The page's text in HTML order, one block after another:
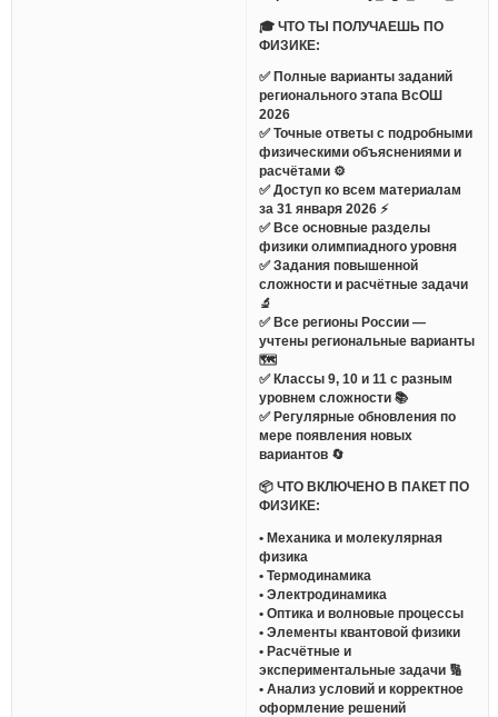
🎓 ЧТО ТЫ ПОЛУЧАЕШЬ ПО
ФИЗИКЕ:
✅ Полные варианты заданий
регионального этапа ВсОШ
2026
✅ Точные ответы с подробными
физическими объяснениями и
расчётами ⚙️
✅ Доступ ко всем материалам
за 31 января 2026 ⚡️
✅ Все основные разделы
физики олимпиадного уровня
✅ Задания повышенной
сложности и расчётные задачи
🔬
✅ Все регионы России —
учтены региональные варианты
🗺
✅ Классы 9, 10 и 11 с разным
уровнем сложности 📚
✅ Регулярные обновления по
мере появления новых
вариантов 🔄
📦 ЧТО ВКЛЮЧЕНО В ПАКЕТ ПО
ФИЗИКЕ:
• Механика и молекулярная
физика
• Термодинамика
• Электродинамика
• Оптика и волновые процессы
• Элементы квантовой физики
• Расчётные и
экспериментальные задачи 🔢
• Анализ условий и корректное
оформление решений